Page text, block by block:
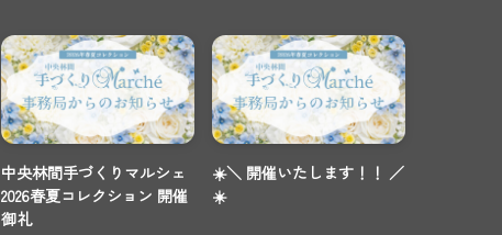
中央林間手づくりマルシェ
2026春夏コレクション 開催
御礼
☀️＼ 開催いたします！！ ／
☀️